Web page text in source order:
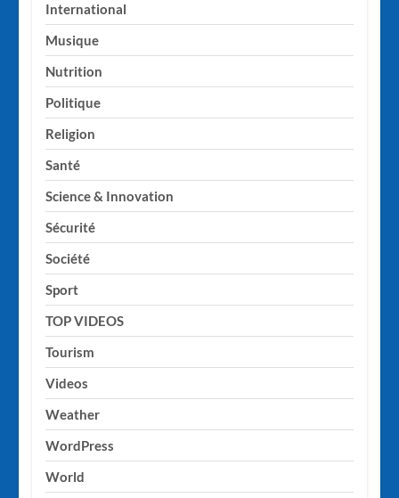
International
Musique
Nutrition
Politique
Religion
Santé
Science & Innovation
Sécurité
Société
Sport
TOP VIDEOS
Tourism
Videos
Weather
WordPress
World